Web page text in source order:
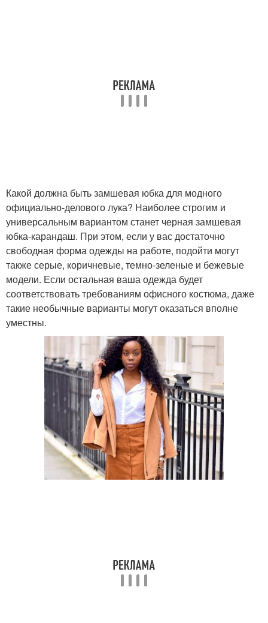
Какой должна быть замшевая юбка для модного
официально-делового лука? Наиболее строгим и
универсальным вариантом станет черная замшевая
юбка-карандаш. При этом, если у вас достаточно
свободная форма одежды на работе, подойти могут
также серые, коричневые, темно-зеленые и бежевые
модели. Если остальная ваша одежда будет
соответствовать требованиям офисного костюма, даже
такие необычные варианты могут оказаться вполне
уместны.